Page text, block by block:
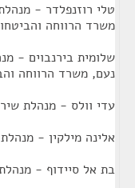
טלי רוזנפלדר -
משרד הרווחה
שלומית בירנבוים -
נעם, משרד הרווחה
עדי וולס - מנהלת
אלינה מילקין -
בת אל סיידוף -